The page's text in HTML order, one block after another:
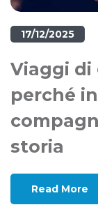
17/12/2025
Viaggi di
perché
storia
Read More